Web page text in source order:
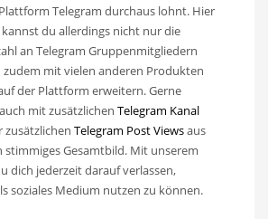
Telegram durchaus lohnt. Hier
du allerdings nicht nur die
an Telegram Gruppenmitgliedern
zudem mit vielen anderen Produkten
der Plattform erweitern. Gerne
mit zusätzlichen Telegram Kanal
zusätzlichen Telegram Post Viewsaus
stimmiges Gesamtbild. Mit unserem
dich jederzeit darauf verlassen,
soziales Medium nutzen zu können.